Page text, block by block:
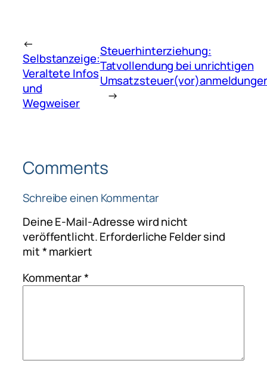
←
Selbstanzeige:
Veraltete Infos
und
Wegweiser
Steuerhinterziehung:
Tatvollendung bei unrichtigen
→
Comments
Schreibe einen Kommentar
Deine E-Mail-Adresse wird nicht
veröffentlicht.Erforderliche Felder sind
mit*markiert
Kommentar*